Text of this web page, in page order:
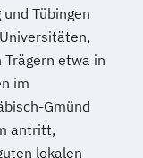
Tübingen
etwa in
im
Gmünd
antritt,
lokalen